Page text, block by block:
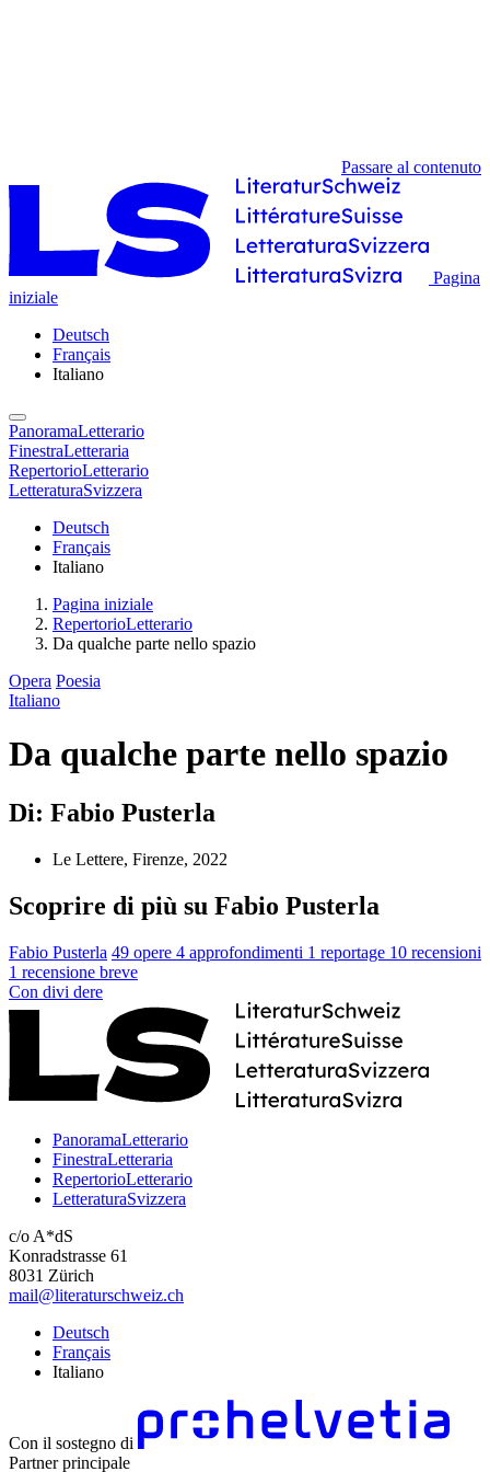
Passare al contenuto
Pagina
iniziale
Deutsch
Français
Italiano
PanoramaLetterario
FinestraLetteraria
RepertorioLetterario
LetteraturaSvizzera
Deutsch
Français
Italiano
Pagina iniziale
RepertorioLetterario
Da qualche parte nello spazio
Opera Poesia
Italiano
Da qualche parte nello spazio
Di: Fabio Pusterla
Le Lettere, Firenze, 2022
Scoprire di più su Fabio Pusterla
Fabio Pusterla 49 opere 4 approfondimenti 1 reportage 10 recensioni
1 recensione breve
Con divi dere
PanoramaLetterario
FinestraLetteraria
RepertorioLetterario
LetteraturaSvizzera
c/o A*dS
Konradstrasse 61
8031 Zürich
mail@literaturschweiz.ch
Deutsch
Français
Italiano
Con il sostegno di
Partner principale